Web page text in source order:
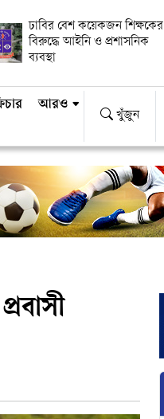
ঢাবির বেশ কয়েকজন শিক্ষকের
বিরুদ্ধে আইনি ও প্রশাসনিক
ব্যবস্থা
আরও
খুঁজুন